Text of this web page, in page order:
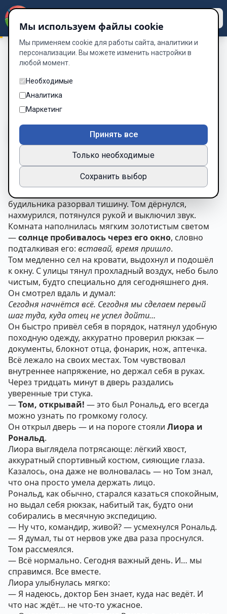
Таинственный Остров «Наследник»
Глава 3. Два Солдата
Глава 3 из 15
Шрифт
Глава 3. Два Солдата
Было раннее утро.
Часы на столике показывали
, когда резкий звон
будильника разорвал тишину. Том дёрнулся,
нахмурился, потянулся рукой и выключил звук.
Комната наполнилась мягким золотистым светом
—солнце пробивалось через его окно, словно
подталкивая его: вставай, время пришло.
Том медленно сел на кровати, выдохнул и подошёл
к окну. С улицы тянул прохладный воздух, небо было
чистым, будто специально для сегодняшнего дня.
Он смотрел вдаль и думал:
Сегодня начнётся всё. Сегодня мы сделаем первый
шаг туда, куда отец не успел дойти…
Он быстро привёл себя в порядок, натянул удобную
походную одежду, аккуратно проверил рюкзак —
документы, блокнот отца, фонарик, нож, аптечка.
Всё лежало на своих местах. Том чувствовал
внутреннее напряжение, но держал себя в руках.
Через тридцать минут в дверь раздались
уверенные три стука.
—Том, открывай! — это был Рональд, его всегда
можно узнать по громкому голосу.
Он открыл дверь — и на пороге стояли Лиора и
Рональд.
Лиора выглядела потрясающе: лёгкий хвост,
аккуратный спортивный костюм, сияющие глаза.
Казалось, она даже не волновалась — но Том знал,
что она просто умела держать лицо.
Рональд, как обычно, старался казаться спокойным,
но выдал себя рюкзак, набитый так, будто они
собирались в месячную экспедицию.
— Ну что, командир, живой? — усмехнулся Рональд.
— Я думал, ты от нервов уже два раза проснулся.
Том рассмеялся.
— Всё нормально. Сегодня важный день. И… мы
справимся. Все вместе.
Лиора улыбнулась мягко:
— Я надеюсь, доктор Бен знает, куда нас ведёт. И
что нас ждёт… не что-то ужасное.
Мы используем файлы cookie
Мы применяем cookie для работы сайта, аналитики и
персонализации. Вы можете изменить настройки в
любой момент.
Необходимые
Аналитика
Маркетинг
Принять все
Только необходимые
Сохранить выбор